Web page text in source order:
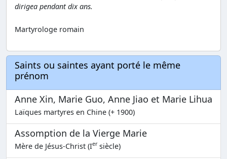
dirigea pendant dix ans.
Martyrologe romain
Saints ou saintes ayant porté le même
prénom
Anne Xin, Marie Guo, Anne Jiao et Marie Lihua
Laïques martyres en Chine (+ 1900)
Assomption de la Vierge Marie
Mère de Jésus-Christ (Iersiècle)